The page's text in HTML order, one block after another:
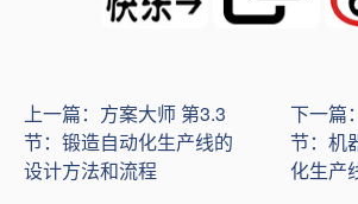
上一篇：方案大师 第3.3
节：锻造自动化生产线的
设计方法和流程
下一篇
节：机
化生产